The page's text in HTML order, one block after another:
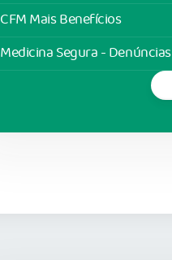
CFM Mais Benefícios
Medicina Segura - Denúncias